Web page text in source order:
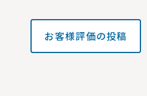
お客様評価の投稿